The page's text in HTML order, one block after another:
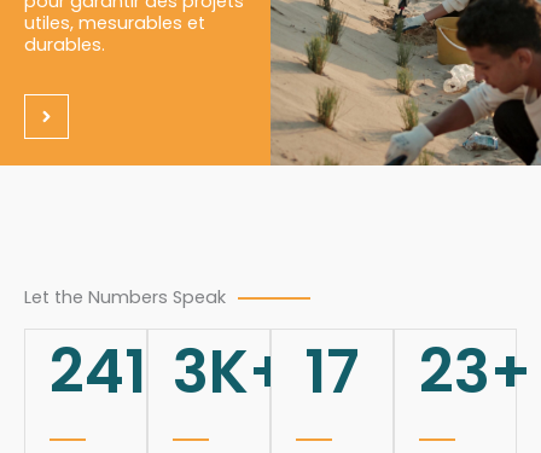
Let the Numbers Speak
utiles, mesurables et
durables.
241 3K+ 17 23+